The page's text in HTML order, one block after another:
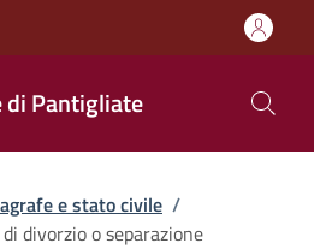
di Pantigliate
e stato civile /
divorzio o separazione